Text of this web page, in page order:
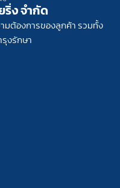
ริ่ง จำกัด
มต้องการของลูกค้า รวมทั้ง
งรักษา